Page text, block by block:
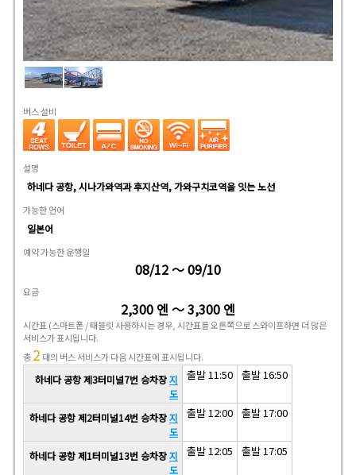
버스 설비
설명
하네다 공항, 시나가와역과 후지산역, 가와구치코역을 잇는 노선
가능한 언어
일본어
예약 가능한 운행일
08/12 ～ 09/10
요금
2,300 엔 ～ 3,300 엔
시간표 (스마트폰 / 태블릿 사용하시는 경우, 시간표를 오른쪽으로 스와이프하면 더 많은
서비스가 표시됩니다.
총2 대의 버스 서비스가 다음 시간표에 표시됩니다.
하네다 공항 제3터미널7번 승차장지
도
출발 11:50 출발 16:50
하네다 공항 제2터미널14번 승차장지
도
출발 12:00 출발 17:00
하네다 공항 제1터미널13번 승차장지
도
출발 12:05 출발 17:05